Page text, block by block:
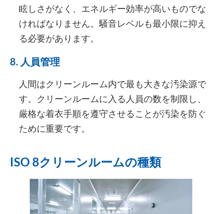
眩しさがなく、エネルギー効率が高いものでな
ければなりません。騒音レベルも最小限に抑え
る必要があります。
8. 人員管理
人間はクリーンルーム内で最も大きな汚染源で
す。クリーンルームに入る人員の数を制限し、
厳格な着衣手順を遵守させることが汚染を防ぐ
ために重要です。
ISO 8クリーンルームの種類